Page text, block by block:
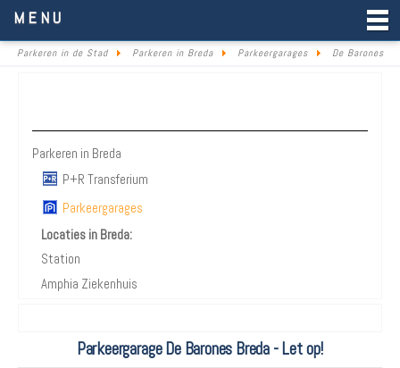
MENU
Parkeren in de Stad Parkeren in Breda Parkeergarages De Barones
Parkeren in Breda
P+R Transferium
Parkeergarages
Locaties in Breda:
Station
Amphia Ziekenhuis
Parkeergarage De Barones Breda - Let op!